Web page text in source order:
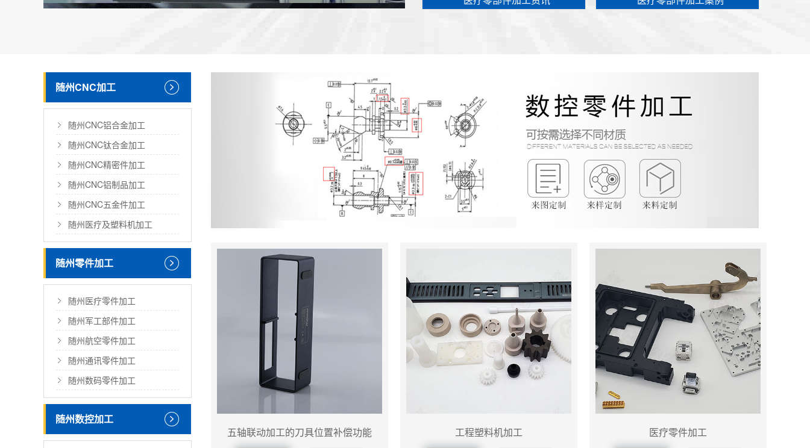
随州CNC加工
随州CNC铝合金加工
随州CNC钛合金加工
随州CNC精密件加工
随州CNC铝制品加工
随州CNC五金件加工
随州医疗及塑料机加工
随州零件加工
随州医疗零件加工
随州军工部件加工
随州航空零件加工
随州通讯零件加工
随州数码零件加工
随州数控加工
五轴联动加工的刀具位置补偿功能 工程塑料机加工 医疗零件加工